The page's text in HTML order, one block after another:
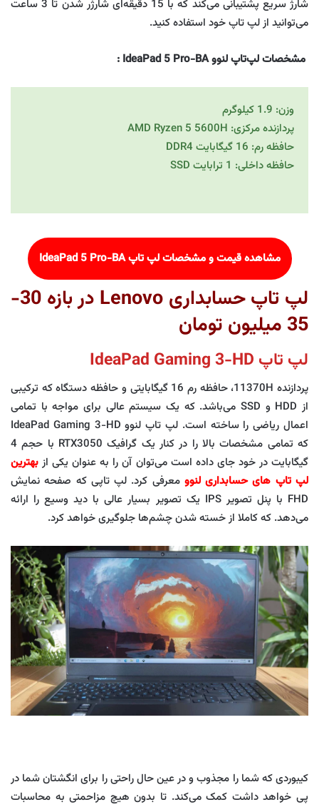
شارژ سریع پشتیبانی می‌کند که با 15 دقیقه‌ای شارژر شدن تا 3 ساعت
می‌توانید از لپ تاپ خود استفاده کنید.
مشخصات لپ‌تاپ لنوو IdeaPad 5 Pro-BA :
وزن: 1.9 کیلوگرم
پردازنده مرکزی: AMD Ryzen 5 5600H
حافظه رم: 16 گیگابایت DDR4
حافظه داخلی: 1 ترابایت SSD
مشاهده قیمت و مشخصات لپ تاپIdeaPad 5 Pro-BA
لپ تاپ حسابداری Lenovo در بازه 30-
35 میلیون تومان
لپ تاپ IdeaPad Gaming 3-HD
پردازنده 11370H، حافظه رم 16 گیگابایتی و حافظه دستگاه که ترکیبی
از HDD و SSD می‌باشد. که یک سیستم عالی برای مواجه با تمامی
اعمال ریاضی را ساخته است. لپ تاپ لنوو IdeaPad Gaming 3-HD
که تمامی مشخصات بالا را در کنار یک گرافیک RTX3050 با حجم 4
گیگابایت در خود جای داده است می‌توان آن را به عنوان یکی از بهترین
لپ تاپ های حسابداری لنوو معرفی کرد. لپ تاپی که صفحه نمایش
FHD با پنل تصویر IPS یک تصویر بسیار عالی با دید وسیع را ارائه
می‌دهد. که کاملا از خسته شدن چشم‌ها جلوگیری خواهد کرد.
کیبوردی که شما را مجذوب و در عین حال راحتی را برای انگشتان شما در
پی خواهد داشت کمک می‌کند. تا بدون هیچ مزاحمتی به محاسبات